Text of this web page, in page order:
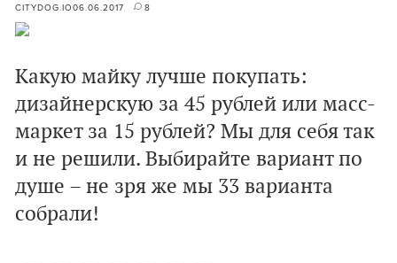
CITYDOG.IO06.06.2017 8
Какую майку лучше покупать:
дизайнерскую за 45 рублей или масс-
маркет за 15 рублей? Мы для себя так
и не решили. Выбирайте вариант по
душе – не зря же мы 33 варианта
собрали!